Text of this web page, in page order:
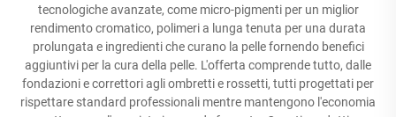
tecnologiche avanzate, come micro-pigmenti per un miglior
rendimento cromatico, polimeri a lunga tenuta per una durata
prolungata e ingredienti che curano la pelle fornendo benefici
aggiuntivi per la cura della pelle. L'offerta comprende tutto, dalle
fondazioni e correttori agli ombretti e rossetti, tutti progettati per
rispettare standard professionali mentre mantengono l'economia